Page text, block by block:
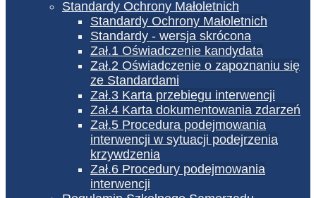
Standardy Ochrony Małoletnich
Standardy Ochrony Małoletnich
Standardy - wersja skrócona
Zał.1 Oświadczenie kandydata
Zał.2 Oświadczenie o zapoznaniu się
ze Standardami
Zał.3 Karta przebiegu interwencji
Zał.4 Karta dokumentowania zdarzeń
Zał.5 Procedura podejmowania
interwencji w sytuacji podejrzenia
krzywdzenia
Zał.6 Procedury podejmowania
interwencji